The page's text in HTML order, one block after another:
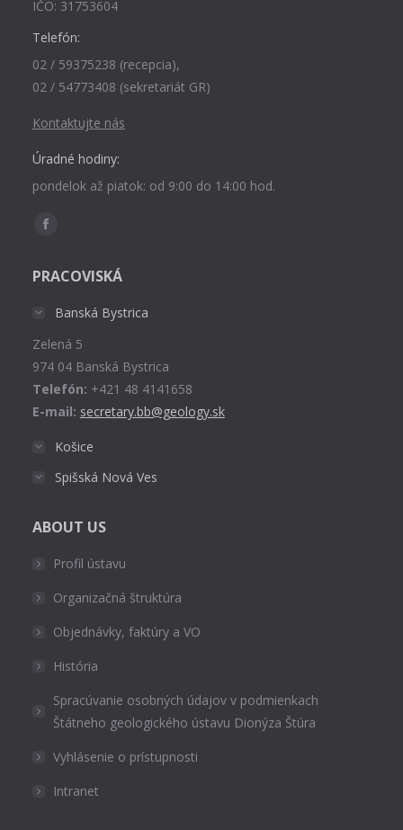
IČO: 31753604
Telefón:
02 / 59375238 (recepcia),
02 / 54773408 (sekretariát GR)
Kontaktujte nás
Úradné hodiny:
pondelok až piatok: od 9:00 do 14:00 hod.
Find us on:
Facebook
opens
window
PRACOVISKÁ
Banská Bystrica
Zelená 5
974 04 Banská Bystrica
Telefón: +421 48 4141658
E-mail: secretary.bb@geology.sk
Košice
Spišská Nová Ves
ABOUT US
Profil ústavu
Organizačná štruktúra
Objednávky, faktúry a VO
História
Spracúvanie osobných údajov v podmienkach
Štátneho geologického ústavu Dionýza Štúra
Vyhlásenie o prístupnosti
Intranet